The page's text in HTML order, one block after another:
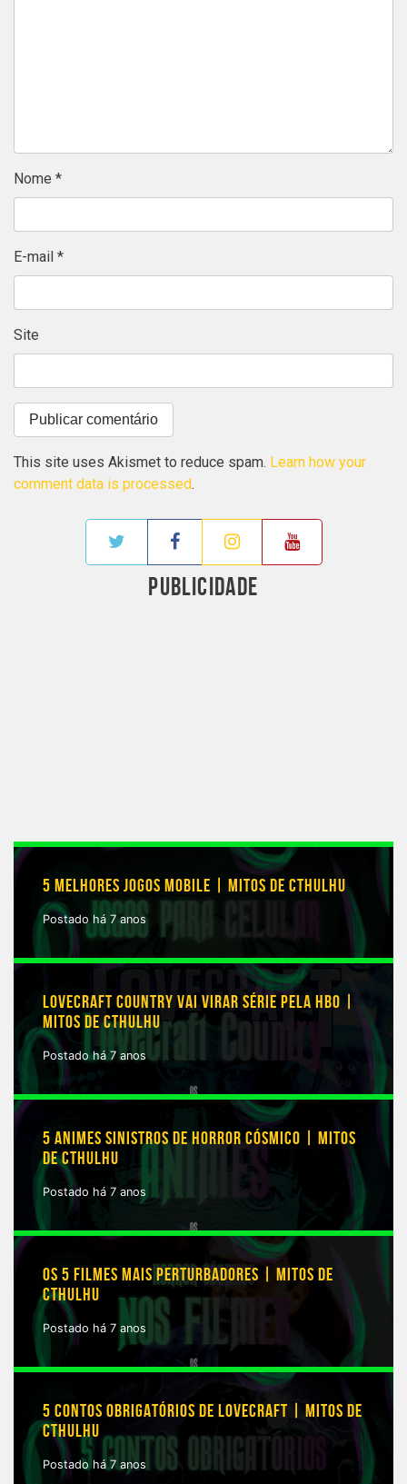
Nome *
E-mail *
Site
This site uses Akismet to reduce spam. Learn how your
comment data is processed.
PUBLICIDADE
5 MELHORES JOGOS MOBILE | MITOS DE CTHULHU
Postado há 7 anos
LOVECRAFT COUNTRY VAI VIRAR SÉRIE PELA HBO |
MITOS DE CTHULHU
Postado há 7 anos
5 ANIMES SINISTROS DE HORROR CÓSMICO | MITOS
DE CTHULHU
Postado há 7 anos
OS 5 FILMES MAIS PERTURBADORES | MITOS DE
CTHULHU
Postado há 7 anos
5 CONTOS OBRIGATÓRIOS DE LOVECRAFT | MITOS DE
CTHULHU
Postado há 7 anos